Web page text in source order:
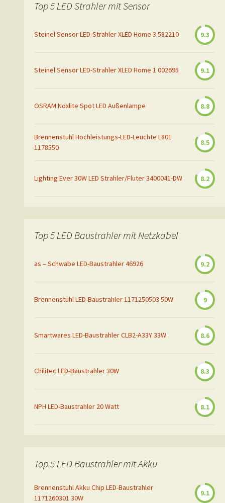
Top 5 LED Strahler mit Sensor
Steinel Sensor LED-Strahler XLED Home 3 582210 9.3
Steinel Sensor LED-Strahler XLED Home 1 002695 9.1
OSRAM Noxlite Spot LED Außenlampe 8.8
Brennenstuhl Hochleistungs-LED-Leuchte L801
1178550
8.5
Lighting Ever 30W LED Strahler/Fluter 3400041-DW 8.2
Top 5 LED Baustrahler mit Netzkabel
as – Schwabe LED-Baustrahler 46926 9.2
Brennenstuhl LED-Baustrahler 1171250503 50W 9
Smartwares LED-Baustrahler CLB2-A33Y 33W 8.6
Chilitec LED-Baustrahler 30W 8.3
NPH LED-Baustrahler 20 Watt 8.1
Top 5 LED Baustrahler mit Akku
Brennenstuhl Akku Chip LED-Baustrahler
1171260301 30W
9.1